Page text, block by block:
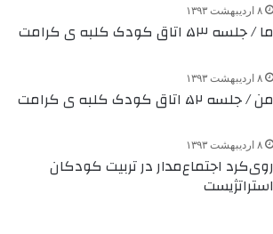
۸ اردیبهشت ۱۳۹۳
ما / جلسه ۵۳ اتاق کودک کلبه ی کرامت
۸ اردیبهشت ۱۳۹۳
من / جلسه ۵۲ اتاق کودک کلبه ی کرامت
۸ اردیبهشت ۱۳۹۳
روی‌کرد اجتماع‌مدار در تربیت کودکان
استراتژیست